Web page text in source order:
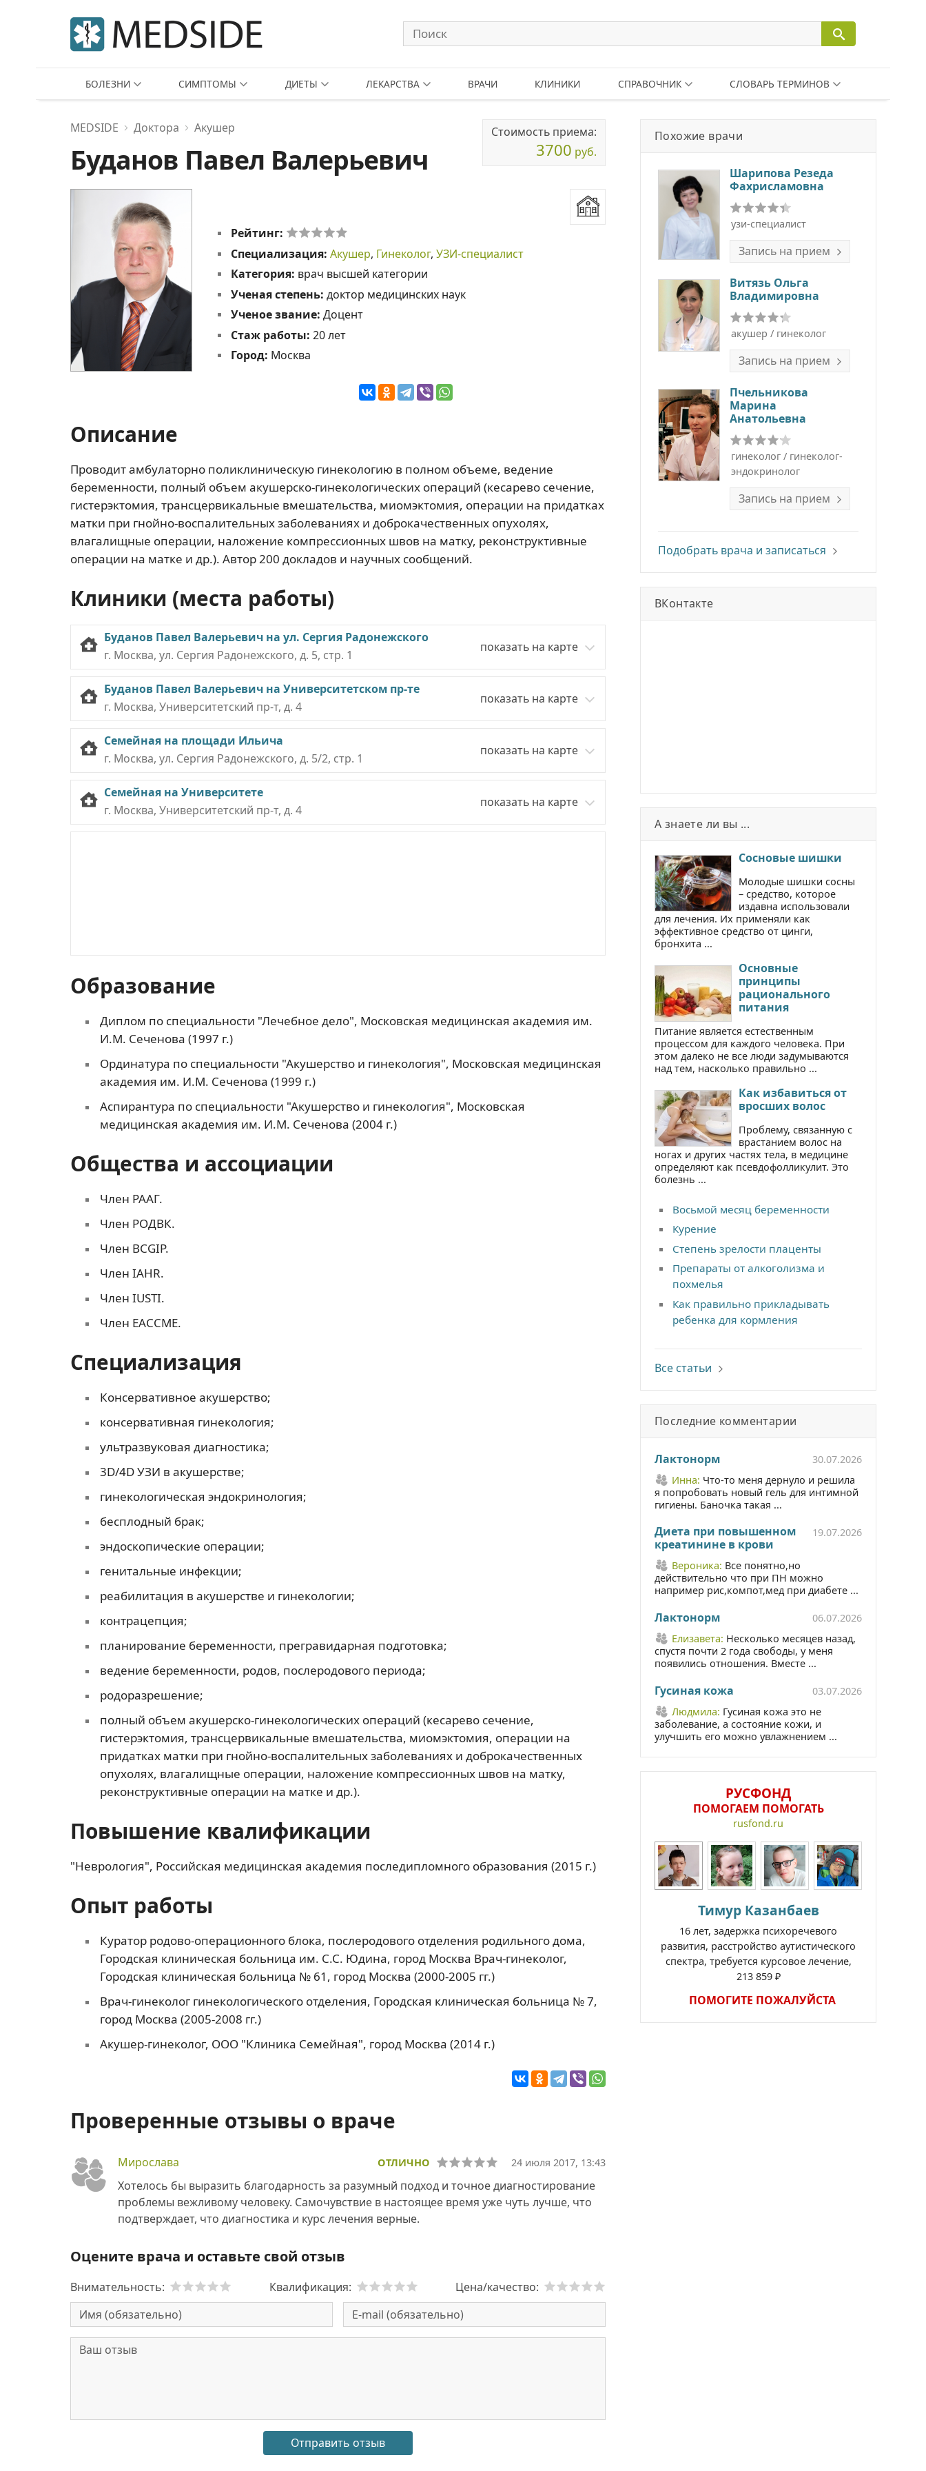
БОЛЕЗНИ СИМПТОМЫ ДИЕТЫ ЛЕКАРСТВА ВРАЧИ КЛИНИКИ СПРАВОЧНИК СЛОВАРЬ ТЕРМИНОВ
MEDSIDE Доктора Акушер
Буданов Павел Валерьевич
Стоимость приема:
3700 руб.
Рейтинг:
Специализация: Акушер, Гинеколог, УЗИ-специалист
Категория: врач высшей категории
Ученая степень: доктор медицинских наук
Ученое звание: Доцент
Стаж работы: 20 лет
Город: Москва
Описание
Проводит амбулаторно поликлиническую гинекологию в полном объеме, ведение
беременности, полный объем акушерско-гинекологических операций (кесарево сечение,
гистерэктомия, трансцервикальные вмешательства, миомэктомия, операции на придатках
матки при гнойно-воспалительных заболеваниях и доброкачественных опухолях,
влагалищные операции, наложение компрессионных швов на матку, реконструктивные
операции на матке и др.). Автор 200 докладов и научных сообщений.
Клиники (места работы)
Буданов Павел Валерьевич на ул. Сергия Радонежского
г. Москва, ул. Сергия Радонежского, д. 5, стр. 1
показать на карте
Буданов Павел Валерьевич на Университетском пр-те
г. Москва, Университетский пр-т, д. 4
показать на карте
Семейная на площади Ильича
г. Москва, ул. Сергия Радонежского, д. 5/2, стр. 1
показать на карте
Семейная на Университете
г. Москва, Университетский пр-т, д. 4
показать на карте
Образование
Диплом по специальности "Лечебное дело", Московская медицинская академия им.
И.М. Сеченова (1997 г.)
Ординатура по специальности "Акушерство и гинекология", Московская медицинская
академия им. И.М. Сеченова (1999 г.)
Аспирантура по специальности "Акушерство и гинекология", Московская
медицинская академия им. И.М. Сеченова (2004 г.)
Общества и ассоциации
Член РААГ.
Член РОДВК.
Член BCGIP.
Член IAHR.
Член IUSTI.
Член EACCME.
Специализация
Консервативное акушерство;
консервативная гинекология;
ультразвуковая диагностика;
3D/4D УЗИ в акушерстве;
гинекологическая эндокринология;
бесплодный брак;
эндоскопические операции;
генитальные инфекции;
реабилитация в акушерстве и гинекологии;
контрацепция;
планирование беременности, прегравидарная подготовка;
ведение беременности, родов, послеродового периода;
родоразрешение;
полный объем акушерско-гинекологических операций (кесарево сечение,
гистерэктомия, трансцервикальные вмешательства, миомэктомия, операции на
придатках матки при гнойно-воспалительных заболеваниях и доброкачественных
опухолях, влагалищные операции, наложение компрессионных швов на матку,
реконструктивные операции на матке и др.).
Повышение квалификации
"Неврология", Российская медицинская академия последипломного образования (2015 г.)
Опыт работы
Куратор родово-операционного блока, послеродового отделения родильного дома,
Городская клиническая больница им. С.С. Юдина, город Москва Врач-гинеколог,
Городская клиническая больница № 61, город Москва (2000-2005 гг.)
Врач-гинеколог гинекологического отделения, Городская клиническая больница № 7,
город Москва (2005-2008 гг.)
Акушер-гинеколог, ООО "Клиника Семейная", город Москва (2014 г.)
Проверенные отзывы о враче
Мирослава ОТЛИЧНО 24 июля 2017, 13:43
Хотелось бы выразить благодарность за разумный подход и точное диагностирование
проблемы вежливому человеку. Самочувствие в настоящее время уже чуть лучше, что
подтверждает, что диагностика и курс лечения верные.
Оцените врача и оставьте свой отзыв
Внимательность: Квалификация: Цена/качество:
Похожие врачи
Шарипова Резеда
Фахрисламовна
узи-специалист
Запись на прием
Витязь Ольга
Владимировна
акушер / гинеколог
Запись на прием
Пчельникова
Марина
Анатольевна
гинеколог / гинеколог-
эндокринолог
Запись на прием
Подобрать врача и записаться
ВКонтакте
А знаете ли вы ...
Сосновые шишки
Молодые шишки сосны
– средство, которое
издавна использовали
для лечения. Их применяли как
эффективное средство от цинги,
бронхита ...
Основные
принципы
рационального
питания
Питание является естественным
процессом для каждого человека. При
этом далеко не все люди задумываются
над тем, насколько правильно ...
Как избавиться от
вросших волос
Проблему, связанную с
врастанием волос на
ногах и других частях тела, в медицине
определяют как псевдофолликулит. Это
болезнь ...
Восьмой месяц беременности
Курение
Степень зрелости плаценты
Препараты от алкоголизма и
похмелья
Как правильно прикладывать
ребенка для кормления
Все статьи
Последние комментарии
Лактонорм
30.07.2026
Инна: Что-то меня дернуло и решила
я попробовать новый гель для интимной
гигиены. Баночка такая ...
Диета при повышенном
креатинине в крови
19.07.2026
Вероника: Все понятно,но
действительно что при ПН можно
например рис,компот,мед при диабете ...
Лактонорм
06.07.2026
Елизавета: Несколько месяцев назад,
спустя почти 2 года свободы, у меня
появились отношения. Вместе ...
Гусиная кожа
03.07.2026
Людмила: Гусиная кожа это не
заболевание, а состояние кожи, и
улучшить его можно увлажнением ...
РУСФОНД
ПОМОГАЕМ ПОМОГАТЬ
rusfond.ru
Тимур Казанбаев
16 лет, задержка психоречевого
развития, расстройство аутистического
спектра, требуется курсовое лечение,
213 859 ₽
ПОМОГИТЕ ПОЖАЛУЙСТА